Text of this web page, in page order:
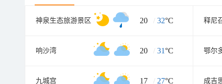
神泉生态旅游景区 20 / 32°C 释尼
响沙湾 20 / 31°C
九城宫 17 / 27°C 成吉